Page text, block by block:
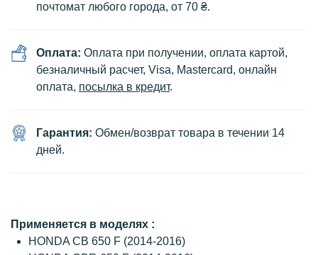
почтомат любого города, от 70 ₴.
Оплата: Оплата при получении, оплата картой,
безналичный расчет, Visa, Mastercard, онлайн
оплата, посылка в кредит.
Гарантия: Обмен/возврат товара в течении 14
дней.
Применяется в моделях :
HONDA CB 650 F (2014-2016)